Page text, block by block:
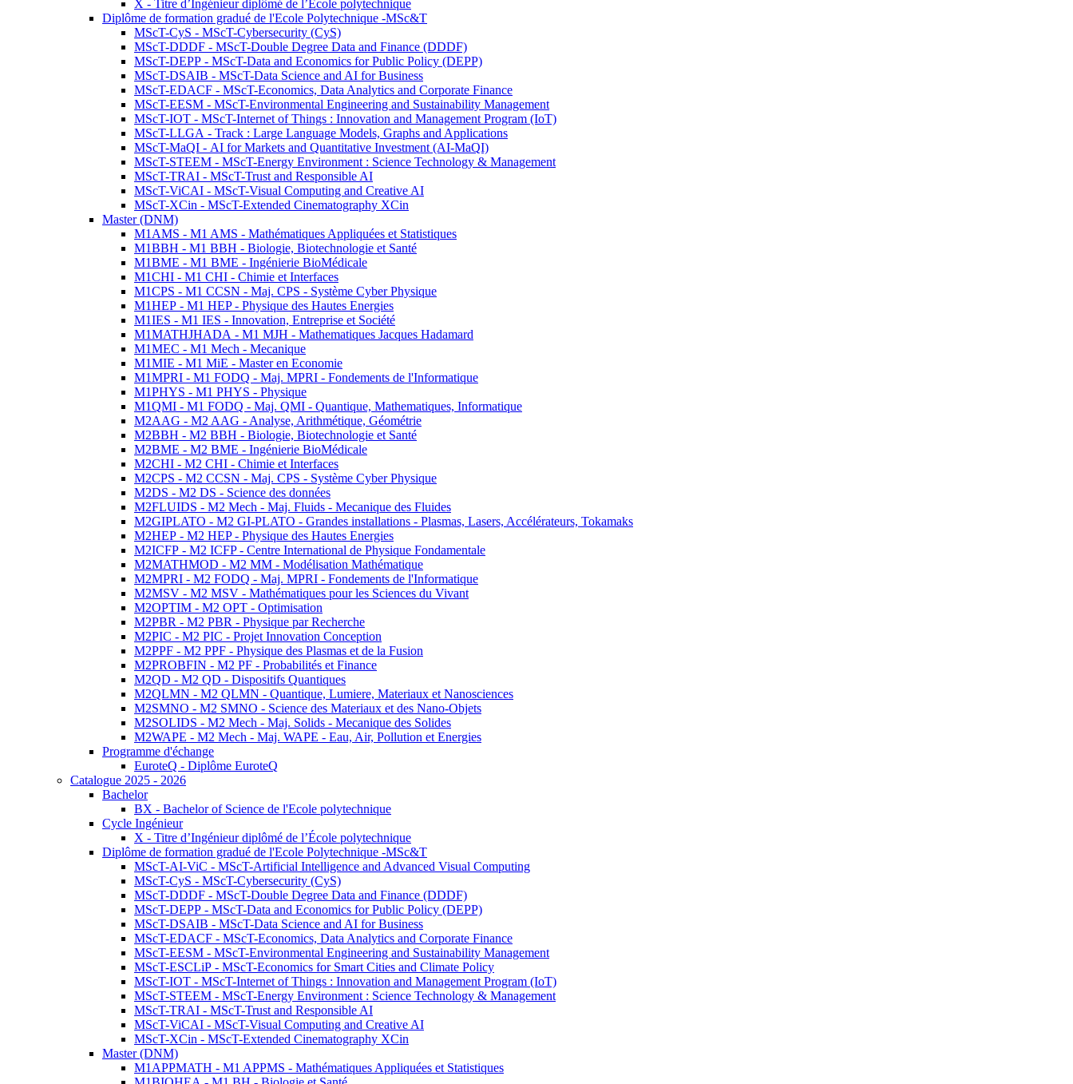
X - Titre d’Ingénieur diplômé de l’École polytechnique
Diplôme de formation gradué de l'Ecole Polytechnique -MSc&T
MScT-CyS - MScT-Cybersecurity (CyS)
MScT-DDDF - MScT-Double Degree Data and Finance (DDDF)
MScT-DEPP - MScT-Data and Economics for Public Policy (DEPP)
MScT-DSAIB - MScT-Data Science and AI for Business
MScT-EDACF - MScT-Economics, Data Analytics and Corporate Finance
MScT-EESM - MScT-Environmental Engineering and Sustainability Management
MScT-IOT - MScT-Internet of Things : Innovation and Management Program (IoT)
MScT-LLGA - Track : Large Language Models, Graphs and Applications
MScT-MaQI - AI for Markets and Quantitative Investment (AI-MaQI)
MScT-STEEM - MScT-Energy Environment : Science Technology & Management
MScT-TRAI - MScT-Trust and Responsible AI
MScT-ViCAI - MScT-Visual Computing and Creative AI
MScT-XCin - MScT-Extended Cinematography XCin
Master (DNM)
M1AMS - M1 AMS - Mathématiques Appliquées et Statistiques
M1BBH - M1 BBH - Biologie, Biotechnologie et Santé
M1BME - M1 BME - Ingénierie BioMédicale
M1CHI - M1 CHI - Chimie et Interfaces
M1CPS - M1 CCSN - Maj. CPS - Système Cyber Physique
M1HEP - M1 HEP - Physique des Hautes Energies
M1IES - M1 IES - Innovation, Entreprise et Société
M1MATHJHADA - M1 MJH - Mathematiques Jacques Hadamard
M1MEC - M1 Mech - Mecanique
M1MIE - M1 MiE - Master en Economie
M1MPRI - M1 FODQ - Maj. MPRI - Fondements de l'Informatique
M1PHYS - M1 PHYS - Physique
M1QMI - M1 FODQ - Maj. QMI - Quantique, Mathematiques, Informatique
M2AAG - M2 AAG - Analyse, Arithmétique, Géométrie
M2BBH - M2 BBH - Biologie, Biotechnologie et Santé
M2BME - M2 BME - Ingénierie BioMédicale
M2CHI - M2 CHI - Chimie et Interfaces
M2CPS - M2 CCSN - Maj. CPS - Système Cyber Physique
M2DS - M2 DS - Science des données
M2FLUIDS - M2 Mech - Maj. Fluids - Mecanique des Fluides
M2GIPLATO - M2 GI-PLATO - Grandes installations - Plasmas, Lasers, Accélérateurs, Tokamaks
M2HEP - M2 HEP - Physique des Hautes Energies
M2ICFP - M2 ICFP - Centre International de Physique Fondamentale
M2MATHMOD - M2 MM - Modélisation Mathématique
M2MPRI - M2 FODQ - Maj. MPRI - Fondements de l'Informatique
M2MSV - M2 MSV - Mathématiques pour les Sciences du Vivant
M2OPTIM - M2 OPT - Optimisation
M2PBR - M2 PBR - Physique par Recherche
M2PIC - M2 PIC - Projet Innovation Conception
M2PPF - M2 PPF - Physique des Plasmas et de la Fusion
M2PROBFIN - M2 PF - Probabilités et Finance
M2QD - M2 QD - Dispositifs Quantiques
M2QLMN - M2 QLMN - Quantique, Lumiere, Materiaux et Nanosciences
M2SMNO - M2 SMNO - Science des Materiaux et des Nano-Objets
M2SOLIDS - M2 Mech - Maj. Solids - Mecanique des Solides
M2WAPE - M2 Mech - Maj. WAPE - Eau, Air, Pollution et Energies
Programme d'échange
EuroteQ - Diplôme EuroteQ
Catalogue 2025 - 2026
Bachelor
BX - Bachelor of Science de l'Ecole polytechnique
Cycle Ingénieur
X - Titre d’Ingénieur diplômé de l’École polytechnique
Diplôme de formation gradué de l'Ecole Polytechnique -MSc&T
MScT-AI-ViC - MScT-Artificial Intelligence and Advanced Visual Computing
MScT-CyS - MScT-Cybersecurity (CyS)
MScT-DDDF - MScT-Double Degree Data and Finance (DDDF)
MScT-DEPP - MScT-Data and Economics for Public Policy (DEPP)
MScT-DSAIB - MScT-Data Science and AI for Business
MScT-EDACF - MScT-Economics, Data Analytics and Corporate Finance
MScT-EESM - MScT-Environmental Engineering and Sustainability Management
MScT-ESCLiP - MScT-Economics for Smart Cities and Climate Policy
MScT-IOT - MScT-Internet of Things : Innovation and Management Program (IoT)
MScT-STEEM - MScT-Energy Environment : Science Technology & Management
MScT-TRAI - MScT-Trust and Responsible AI
MScT-ViCAI - MScT-Visual Computing and Creative AI
MScT-XCin - MScT-Extended Cinematography XCin
Master (DNM)
M1APPMATH - M1 APPMS - Mathématiques Appliquées et Statistiques